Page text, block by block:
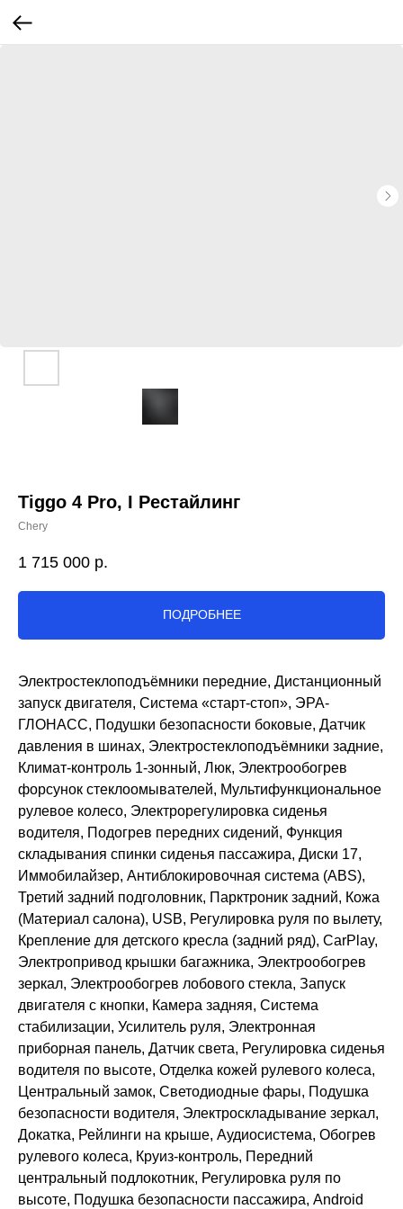
Tiggo 4 Pro, I Рестайлинг
Chery
1 715 000 р.
ПОДРОБНЕЕ
Электростеклоподъёмники передние, Дистанционный
запуск двигателя, Система «старт-стоп», ЭРА-
ГЛОНАСС, Подушки безопасности боковые, Датчик
давления в шинах, Электростеклоподъёмники задние,
Климат-контроль 1-зонный, Люк, Электрообогрев
форсунок стеклоомывателей, Мультифункциональное
рулевое колесо, Электрорегулировка сиденья
водителя, Подогрев передних сидений, Функция
складывания спинки сиденья пассажира, Диски 17,
Иммобилайзер, Антиблокировочная система (ABS),
Третий задний подголовник, Парктроник задний, Кожа
(Материал салона), USB, Регулировка руля по вылету,
Крепление для детского кресла (задний ряд), CarPlay,
Электропривод крышки багажника, Электрообогрев
зеркал, Электрообогрев лобового стекла, Запуск
двигателя с кнопки, Камера задняя, Система
стабилизации, Усилитель руля, Электронная
приборная панель, Датчик света, Регулировка сиденья
водителя по высоте, Отделка кожей рулевого колеса,
Центральный замок, Светодиодные фары, Подушка
безопасности водителя, Электроскладывание зеркал,
Докатка, Рейлинги на крыше, Аудиосистема, Обогрев
рулевого колеса, Круиз-контроль, Передний
центральный подлокотник, Регулировка руля по
высоте, Подушка безопасности пассажира, Android